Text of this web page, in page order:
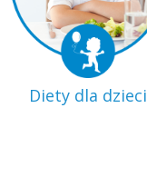
Diety dla dzieci